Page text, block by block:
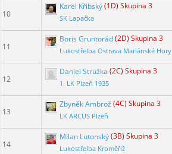
10
Karel Křibský(1D) Skupina 3
SK Lapačka
11
Boris Gruntorád(2D) Skupina 3
Lukostřelba Ostrava Mariánské Hory
12
Daniel Stružka (2C) Skupina 3
1. LK Plzeň 1935
13
Zbyněk Ambrož (4C) Skupina 3
LK ARCUS Plzeň
14
Milan Lutonský(3B) Skupina 3
Lukostřelba Kroměříž